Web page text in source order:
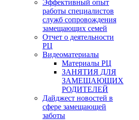
Эффективный опыт
работы специалистов
служб сопровождения
замещающих семей
Отчет о деятельности
РЦ
Видеоматериалы
Материалы РЦ
ЗАНЯТИЯ ДЛЯ
ЗАМЕЩАЮЩИХ
РОДИТЕЛЕЙ
Дайджест новостей в
сфере замещающей
заботы